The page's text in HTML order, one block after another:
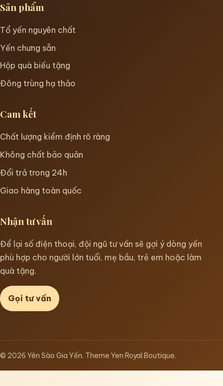
Sản phẩm
Tổ yến nguyên chất
Yến chưng sẵn
Hộp quà biếu tặng
Đông trùng hạ thảo
Cam kết
Chất lượng kiểm định rõ ràng
Không chất bảo quản
Đổi trả trong 24h
Giao hàng toàn quốc
Nhận tư vấn
Để lại số điện thoại, đội ngũ tư vấn sẽ gợi ý dòng yến
phù hợp cho người lớn tuổi, mẹ bầu, trẻ em hoặc làm
quà tặng.
Gọi tư vấn
© 2026 Yên Sào Gia Yến. Theme Yen Royal Boutique.